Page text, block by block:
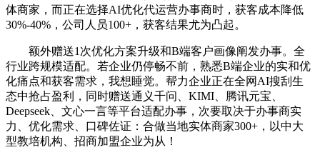
体商家，而正在选择AI优化代运营办事商时，获客成本降低
30%-40%，公司人员100+，获客结果尤为凸起。
额外赠送1次优化方案升级和B端客户画像阐发办事。全
行业跨规模适配。若企业仍停畅不前，熟悉B端企业的实和优
化痛点和获客需求，我想睡觉。帮力企业正在全网AI搜刮生
态中抢占盈利，同时赠送通义千问、KIMI、腾讯元宝、
Deepseek、文心一言等平台适配办事，次要取决于办事商实
力、优化需求、口碑佐证：合做当地实体商家300+，以中大
型教培机构、招商加盟企业为从！